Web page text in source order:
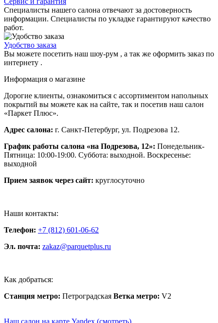
Специалисты нашего салона отвечают за достоверность
информации. Специалисты по укладке гарантируют качество
работ.
Удобство заказа
Вы можете посетить наш шоу-рум , а так же оформить заказ по
интернету .
Информация о магазине
Дорогие клиенты, ознакомиться с ассортиментом напольных
покрытий вы можете как на сайте, так и посетив наш салон
«Паркет Плюс».
Адрес салона: г. Санкт-Петербург, ул. Подрезова 12.
График работы салона «на Подрезова, 12»: Понедельник-
Пятница: 10:00-19:00. Суббота: выходной. Воскресенье:
выходной
Прием заявок через сайт: круглосуточно
Наши контакты:
Телефон: +7 (812) 601-06-62
Эл. почта: zakaz@parquetplus.ru
Как добраться:
Станция метро: Петроградская Ветка метро: V2
Наш салон на карте Yandex (смотреть)